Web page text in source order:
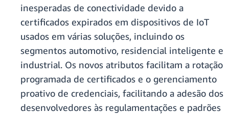
inesperadas de conectividade devido a
certificados expirados em dispositivos de IoT
usados ​​em várias soluções, incluindo os
segmentos automotivo, residencial inteligente e
industrial. Os novos atributos facilitam a rotação
programada de certificados e o gerenciamento
proativo de credenciais, facilitando a adesão dos
desenvolvedores às regulamentações e padrões